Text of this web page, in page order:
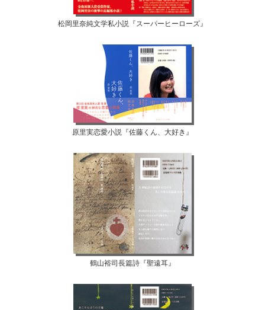
松岡里奈純文学私小説『スーパーヒーローズ』
原里実恋愛小説『佐藤くん、大好き』
鶴山裕司長篇詩『聖遠耳』